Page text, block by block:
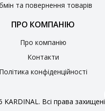
та повернення товарів
ПРО КОМПАНІЮ
Про компанію
Контакти
Політика конфіденційності
Всі права захищені